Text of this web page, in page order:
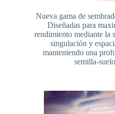
Nueva gama de
Diseñadas para
rendimiento mediante la
singulación y
manteniendo una
semilla-